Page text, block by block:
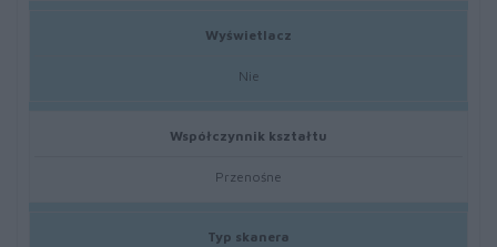
Wyświetlacz
Nie
Współczynnik kształtu
Przenośne
Typ skanera